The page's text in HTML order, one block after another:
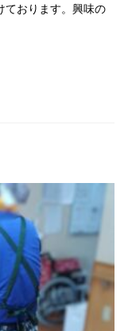
ております。興味の